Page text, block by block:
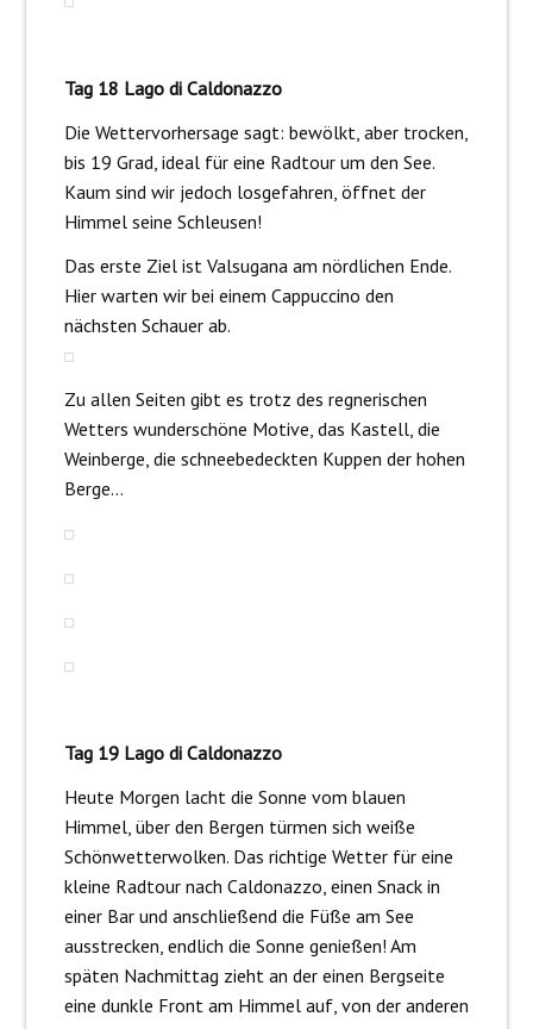
Tag 18 Lago di Caldonazzo
Die Wettervorhersage sagt: bewölkt, aber trocken,
bis 19 Grad, ideal für eine Radtour um den See.
Kaum sind wir jedoch losgefahren, öffnet der
Himmel seine Schleusen!
Das erste Ziel ist Valsugana am nördlichen Ende.
Hier warten wir bei einem Cappuccino den
nächsten Schauer ab.
Zu allen Seiten gibt es trotz des regnerischen
Wetters wunderschöne Motive, das Kastell, die
Weinberge, die schneebedeckten Kuppen der hohen
Berge…
Tag 19 Lago di Caldonazzo
Heute Morgen lacht die Sonne vom blauen
Himmel, über den Bergen türmen sich weiße
Schönwetterwolken. Das richtige Wetter für eine
kleine Radtour nach Caldonazzo, einen Snack in
einer Bar und anschließend die Füße am See
ausstrecken, endlich die Sonne genießen! Am
späten Nachmittag zieht an der einen Bergseite
eine dunkle Front am Himmel auf, von der anderen